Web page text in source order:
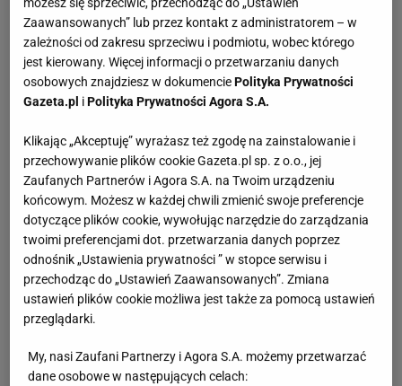
możesz się sprzeciwić, przechodząc do „Ustawień
Zaawansowanych” lub przez kontakt z administratorem – w
zależności od zakresu sprzeciwu i podmiotu, wobec którego
jest kierowany. Więcej informacji o przetwarzaniu danych
osobowych znajdziesz w dokumenciePolityka Prywatności
Gazeta.pl iPolityka Prywatności Agora S.A.
Klikając „Akceptuję” wyrażasz też zgodę na zainstalowanie i
przechowywanie plików cookie Gazeta.pl sp. z o.o., jej
Zaufanych Partnerów i Agora S.A. na Twoim urządzeniu
końcowym. Możesz w każdej chwili zmienić swoje preferencje
dotyczące plików cookie, wywołując narzędzie do zarządzania
twoimi preferencjami dot. przetwarzania danych poprzez
odnośnik „Ustawienia prywatności ” w stopce serwisu i
przechodząc do „Ustawień Zaawansowanych”. Zmiana
ustawień plików cookie możliwa jest także za pomocą ustawień
przeglądarki.
My, nasi Zaufani Partnerzy i Agora S.A. możemy przetwarzać
dane osobowe w następujących celach: